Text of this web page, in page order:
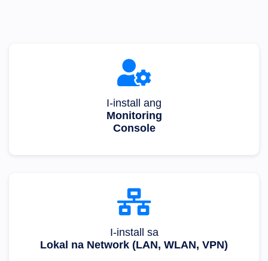
I-install ang
Monitoring
Console
I-install sa
Lokal na Network (LAN, WLAN, VPN)